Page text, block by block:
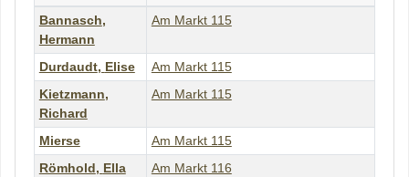
Bannasch,
Hermann
Am Markt 115
Durdaudt, Elise
Am Markt 115
Kietzmann,
Richard
Am Markt 115
Mierse
Am Markt 115
Römhold, Ella
Am Markt 116